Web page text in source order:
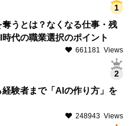
うとは？なくなる仕事・残
代の職業選択のポイント
661181 Views
経験者まで「AIの作り方」を
248943 Views